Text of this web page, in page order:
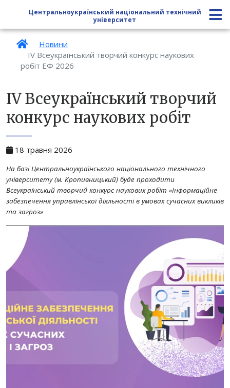
Центральноукраїнський національний технічний
університет
Новини
IV Всеукраїнський творчий конкурс наукових
робіт ЕФ 2026
IV Всеукраїнський творчий
конкурс наукових робіт
18 травня 2026
На базі Центральноукраїнського національного технічного
університету (м. Кропивницький) буде проходити
Всеукраїнський творчий конкурс наукових робіт «Інформаційне
забезпечення управлінської діяльності в умовах сучасних викликів
та загроз»